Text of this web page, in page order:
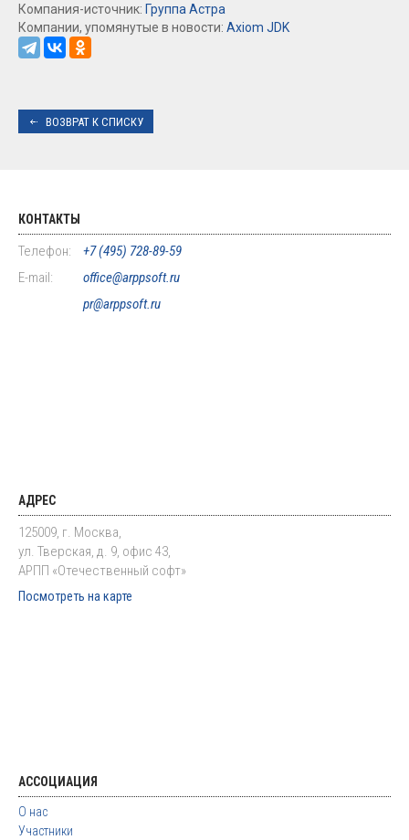
Компания-источник: Группа Астра
Компании, упомянутые в новости: Axiom JDK
ВОЗВРАТ К СПИСКУ
КОНТАКТЫ
Телефон:
+7 (495) 728-89-59
E-mail:
office@arppsoft.ru
pr@arppsoft.ru
АДРЕС
125009, г. Москва,
ул. Тверская, д. 9, офис 43,
АРПП «Отечественный софт»
Посмотреть на карте
АССОЦИАЦИЯ
О нас
Участники